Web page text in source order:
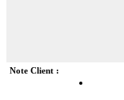
Note Client :